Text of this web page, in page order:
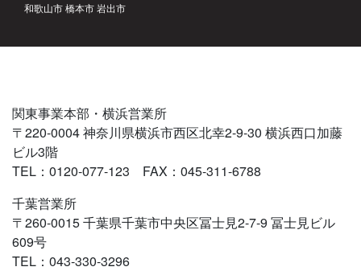
和歌山市 橋本市 岩出市
関東事業本部・横浜営業所
〒220-0004 神奈川県横浜市西区北幸2-9-30 横浜西口加藤
ビル3階
TEL：0120-077-123 FAX：045-311-6788
千葉営業所
〒260-0015 千葉県千葉市中央区冨士見2-7-9 冨士見ビル
609号
TEL：043-330-3296